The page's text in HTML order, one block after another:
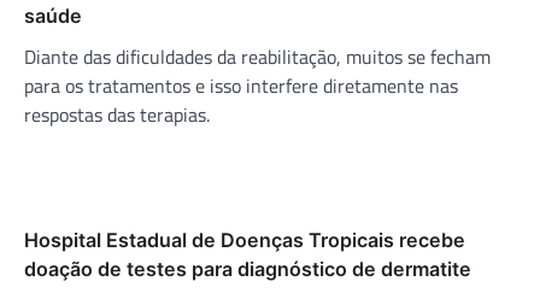
saúde
Diante das dificuldades da reabilitação, muitos se fecham
para os tratamentos e isso interfere diretamente nas
respostas das terapias.
Hospital Estadual de Doenças Tropicais recebe
doação de testes para diagnóstico de dermatite